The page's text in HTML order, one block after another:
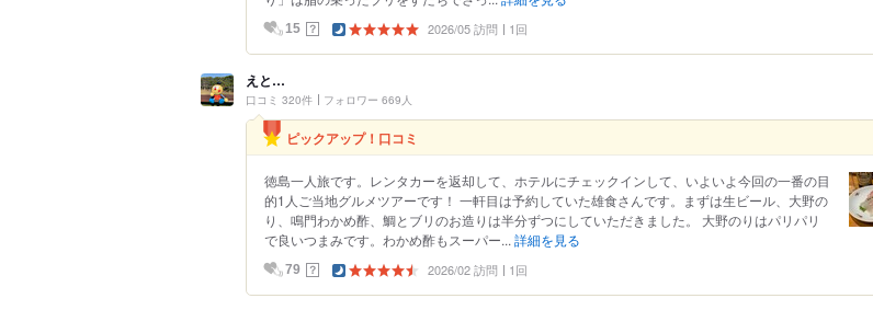
15 ？ 2026/05 訪問 1回
えと…
口コミ 320件 フォロワー 669人
ピックアップ！口コミ
徳島一人旅です。レンタカーを返却して、ホテルにチェックインして、いよいよ今回の一番の目
的1人ご当地グルメツアーです！ 一軒目は予約していた雄食さんです。まずは生ビール、大野の
り、鳴門わかめ酢、鯛とブリのお造りは半分ずつにしていただきました。 大野のりはパリパリ
で良いつまみです。わかめ酢もスーパー... 詳細を見る
79 ？ 2026/02 訪問 1回